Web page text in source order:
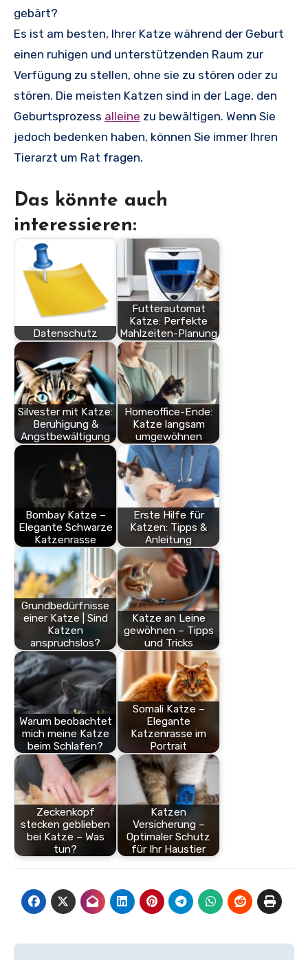
gebärt?
Es ist am besten, Ihrer Katze während der Geburt
einen ruhigen und unterstützenden Raum zur
Verfügung zu stellen, ohne sie zu stören oder zu
stören. Die meisten Katzen sind in der Lage, den
Geburtsprozess alleine zu bewältigen. Wenn Sie
jedoch bedenken haben, können Sie immer Ihren
Tierarzt um Rat fragen.
Das könnte auch
interessieren:
Datenschutz
Futterautomat
Katze: Perfekte
Mahlzeiten-Planung
Silvester mit Katze:
Beruhigung &
Angstbewältigung
Homeoffice-Ende:
Katze langsam
umgewöhnen
Bombay Katze –
Elegante Schwarze
Katzenrasse
Erste Hilfe für
Katzen: Tipps &
Anleitung
Grundbedürfnisse
einer Katze | Sind
Katzen
anspruchslos?
Katze an Leine
gewöhnen – Tipps
und Tricks
Warum beobachtet
mich meine Katze
beim Schlafen?
Somali Katze –
Elegante
Katzenrasse im
Portrait
Zeckenkopf
stecken geblieben
bei Katze – Was
tun?
Katzen
Versicherung –
Optimaler Schutz
für Ihr Haustier